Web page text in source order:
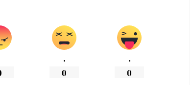
.
0
.
0